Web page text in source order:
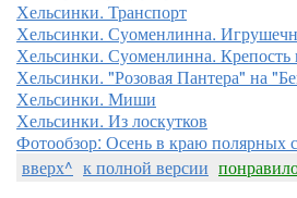
Хельсинки. Транспорт
Хельсинки. Суоменлинна.
Хельсинки. Суоменлинна. Крепость
Хельсинки. "Розовая Пантера" на
Хельсинки. Миши
Хельсинки. Из лоскутков
Фотообзор: Осень в краю полярных
вверх^ к полной версии